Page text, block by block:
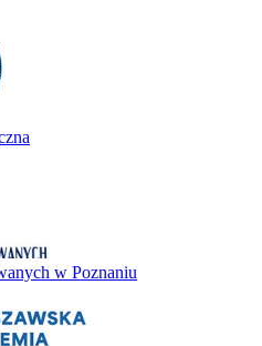
w Poznaniu